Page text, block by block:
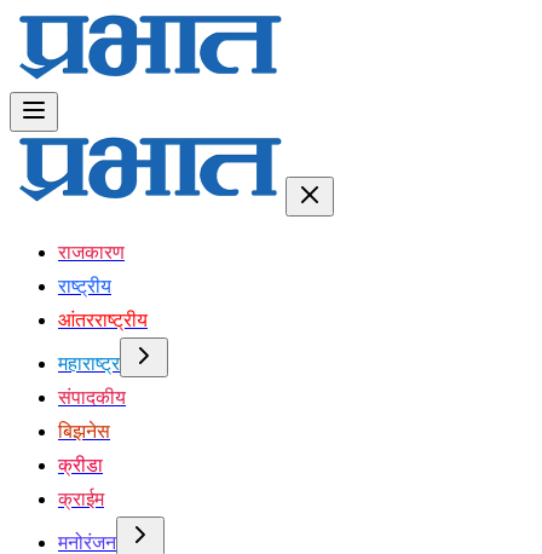
राजकारण
राष्ट्रीय
आंतरराष्ट्रीय
महाराष्ट्र
संपादकीय
बिझनेस
क्रीडा
क्राईम
मनोरंजन